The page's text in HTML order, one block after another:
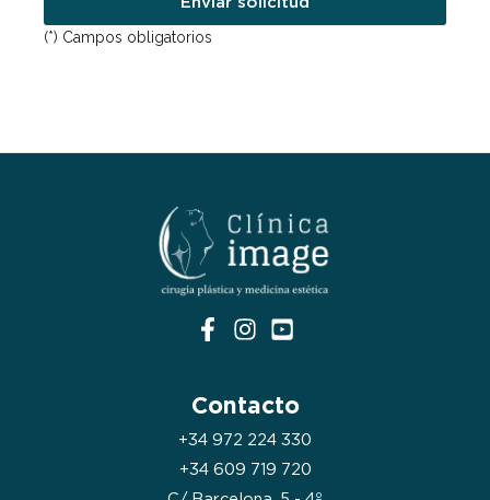
(*) Campos obligatorios
Contacto
+34 972 224 330
+34 609 719 720